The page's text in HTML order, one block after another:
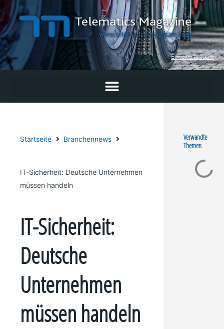
Zum
Inhalt
springen
Erweiterte Suche
Startseite Branchennews
IT-Sicherheit: Deutsche Unternehmen
müssen handeln
IT-Sicherheit:
Deutsche
Unternehmen
müssen handeln
Verwandte
Themen